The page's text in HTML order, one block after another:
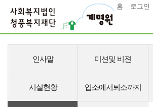
홈 로그인
메
인사말 미션및 비젼
시설현황 입소에서퇴소까지